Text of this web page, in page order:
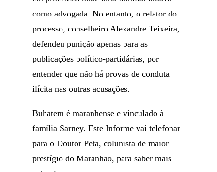
como advogada. No entanto, o relator do
processo, conselheiro Alexandre Teixeira,
defendeu punição apenas para as
publicações político-partidárias, por
entender que não há provas de conduta
ilícita nas outras acusações.
Buhatem é maranhense e vinculado à
família Sarney. Este Informe vai telefonar
para o Doutor Peta, colunista de maior
prestígio do Maranhão, para saber mais